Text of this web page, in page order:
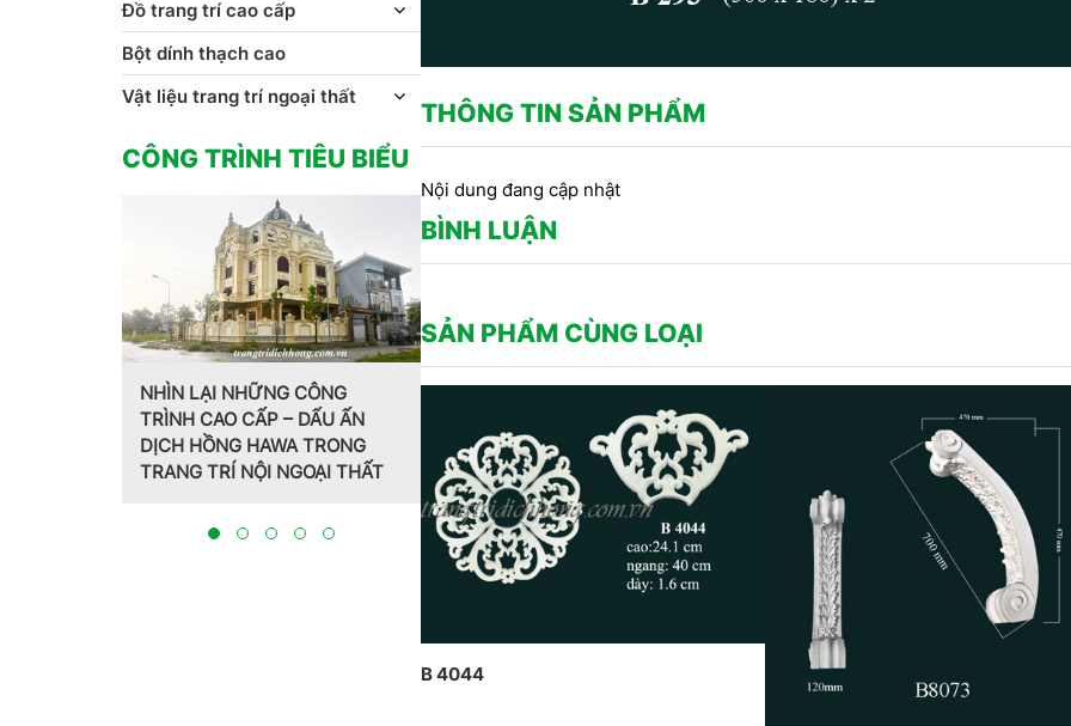
THÔNG TIN SẢN PHẨM
Nội dung đang cập nhật
BÌNH LUẬN
SẢN PHẨM CÙNG LOẠI
B 4044
Đồ trang trí cao cấp
Bột dính thạch cao
Vật liệu trang trí ngoại thất
CÔNG TRÌNH TIÊU BIỂU
NỘI NGOẠI THẤT
Trang trí nội thất theo phong
cách Pháp do CT CP Dịch
Hồng Hawa thiết kế, thi công
MẪU PHÀO CHỈ THẠCH CAO -
HOA VĂN TRANG TRÍ TRẦN DO
CT CP DỊCH HỒNG HAWA
THỰC HIỆN TẠI PENHOUSE
BẮC NINH
CÔNG TRÌNH SỬ DỤNG PHÀO
CHỈ HOA VĂN THẠCH CAO DO
CÔNG TY DỊCH HỒNG HAWA
THIẾT KẾ VÀ THI CÔNG THEO
PHONG CÁCH TRANG TRÍ NỘI
THẤT PHÁP